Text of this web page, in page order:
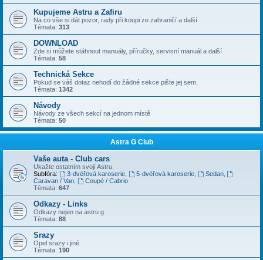
Kupujeme Astru a Zafiru
Na co vše si dát pozor, rady při koupi ze zahraničí a další
Témata: 313
DOWNLOAD
Zde si můžete stáhnout manuály, příručky, servisní manuál a další
Témata: 58
Technická Sekce
Pokud se váš dotaz nehodí do žádné sekce pište jej sem.
Témata: 1342
Návody
Návody ze všech sekcí na jednom místě
Témata: 50
Astra G Club
Vaše auta - Club cars
Ukažte ostatním svojí Astru.
Subfóra:
3-dvéřová karoserie, 5-dvéřová karoserie, Sedan,
Caravan / Van
Coupé / Cabrio
Témata: 647
Odkazy - Links
Odkazy nejen na astru g
Témata: 88
Srazy
Opel srazy i jiné
Témata: 190